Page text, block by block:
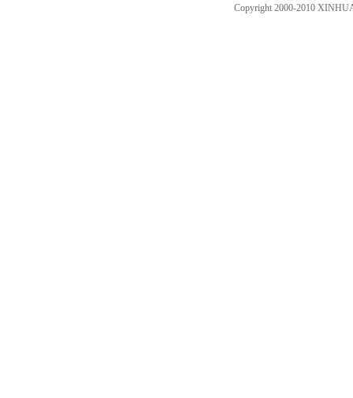
Copyright 2000-2010